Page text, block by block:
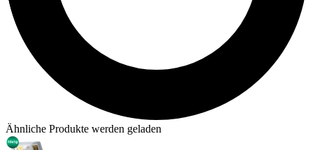
Ähnliche Produkte werden geladen